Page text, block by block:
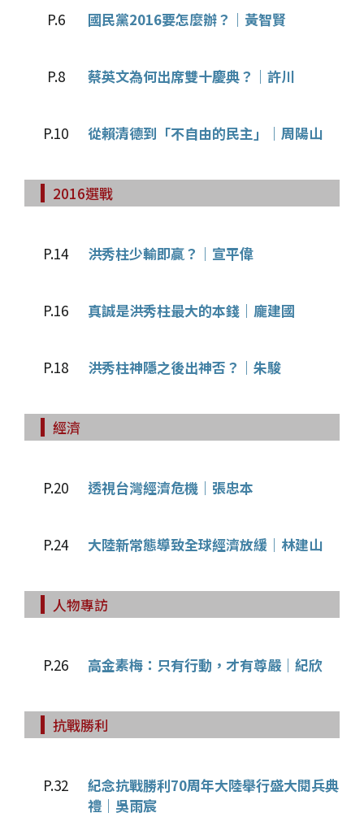
P.6 國民黨2016要怎麼辦？｜黃智賢
P.8 蔡英文為何出席雙十慶典？｜許川
P.10 從賴清德到「不自由的民主」｜周陽山
2016選戰
P.14 洪秀柱少輸即贏？｜宣平偉
P.16 真誠是洪秀柱最大的本錢｜龐建國
P.18 洪秀柱神隱之後出神否？｜朱駿
經濟
P.20 透視台灣經濟危機｜張忠本
P.24 大陸新常態導致全球經濟放緩｜林建山
人物專訪
P.26 高金素梅：只有行動，才有尊嚴｜紀欣
抗戰勝利
P.32
紀念抗戰勝利70周年大陸舉行盛大閱兵典
禮｜吳雨宸